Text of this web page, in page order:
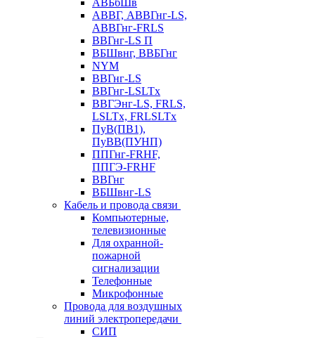
АВБбШв
АВВГ, АВВГнг-LS,
АВВГнг-FRLS
ВВГнг-LS П
ВБШвнг, ВВБГнг
NYM
ВВГнг-LS
ВВГнг-LSLTx
ВВГЭнг-LS, FRLS,
LSLTx, FRLSLTx
ПуВ(ПВ1),
ПуВВ(ПУНП)
ППГнг-FRHF,
ППГЭ-FRHF
ВВГнг
ВБШвнг-LS
Кабель и провода связи
Компьютерные,
телевизионные
Для охранной-
пожарной
сигнализации
Телефонные
Микрофонные
Провода для воздушных
линий электропередачи
СИП